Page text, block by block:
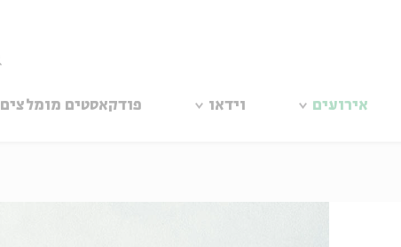
אירועים וידאו פודקאסטים מומלצים